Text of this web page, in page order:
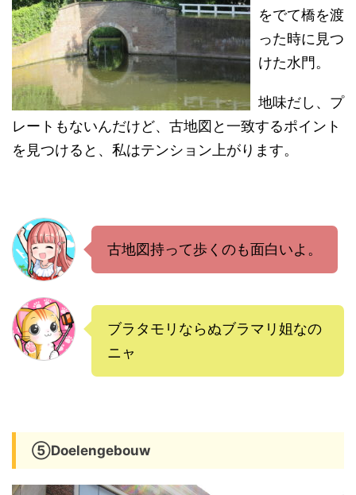
をでて橋を渡
った時に見つ
けた水門。
地味だし、プ
レートもないんだけど、古地図と一致するポイント
を見つけると、私はテンション上がります。
古地図持って歩くのも面白いよ。
ブラタモリならぬブラマリ姐なの
ニャ
⑤Doelengebouw